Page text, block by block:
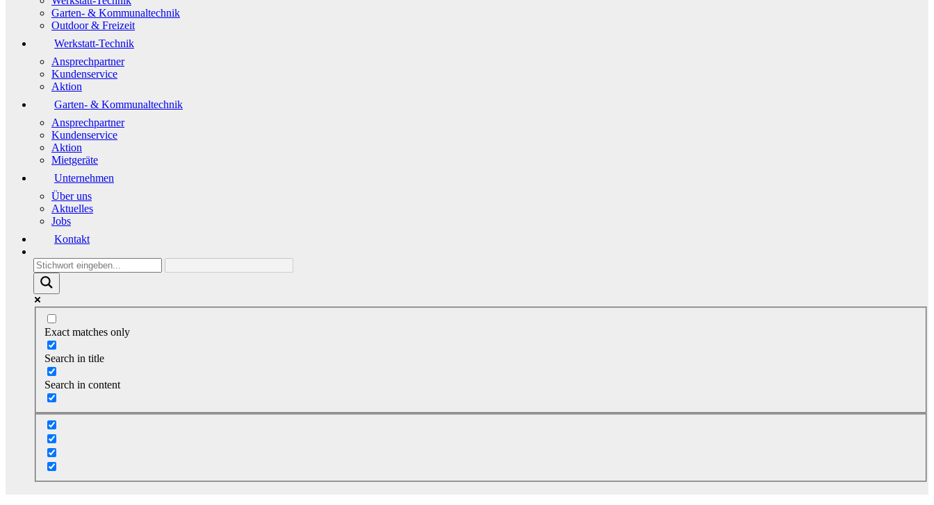
Garten- & Kommunaltechnik
Outdoor & Freizeit
Werkstatt-Technik
Ansprechpartner
Kundenservice
Aktion
Garten- & Kommunaltechnik
Ansprechpartner
Kundenservice
Aktion
Mietgeräte
Unternehmen
Über uns
Aktuelles
Jobs
Kontakt
Exact matches only
Search in title
Search in content